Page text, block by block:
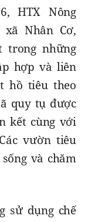
HTX Nông
Nhân Cơ,
trong những
hợp và liên
hồ tiêu theo
quy tụ được
kết cùng với
vườn tiêu
và chăm
sử dụng chế